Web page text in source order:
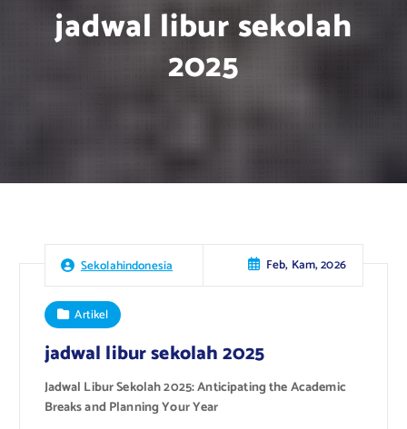
jadwal libur sekolah
2025
Sekolahindonesia Feb, Kam, 2026
Artikel
jadwal libur sekolah 2025
Jadwal Libur Sekolah 2025: Anticipating the Academic
Breaks and Planning Your Year